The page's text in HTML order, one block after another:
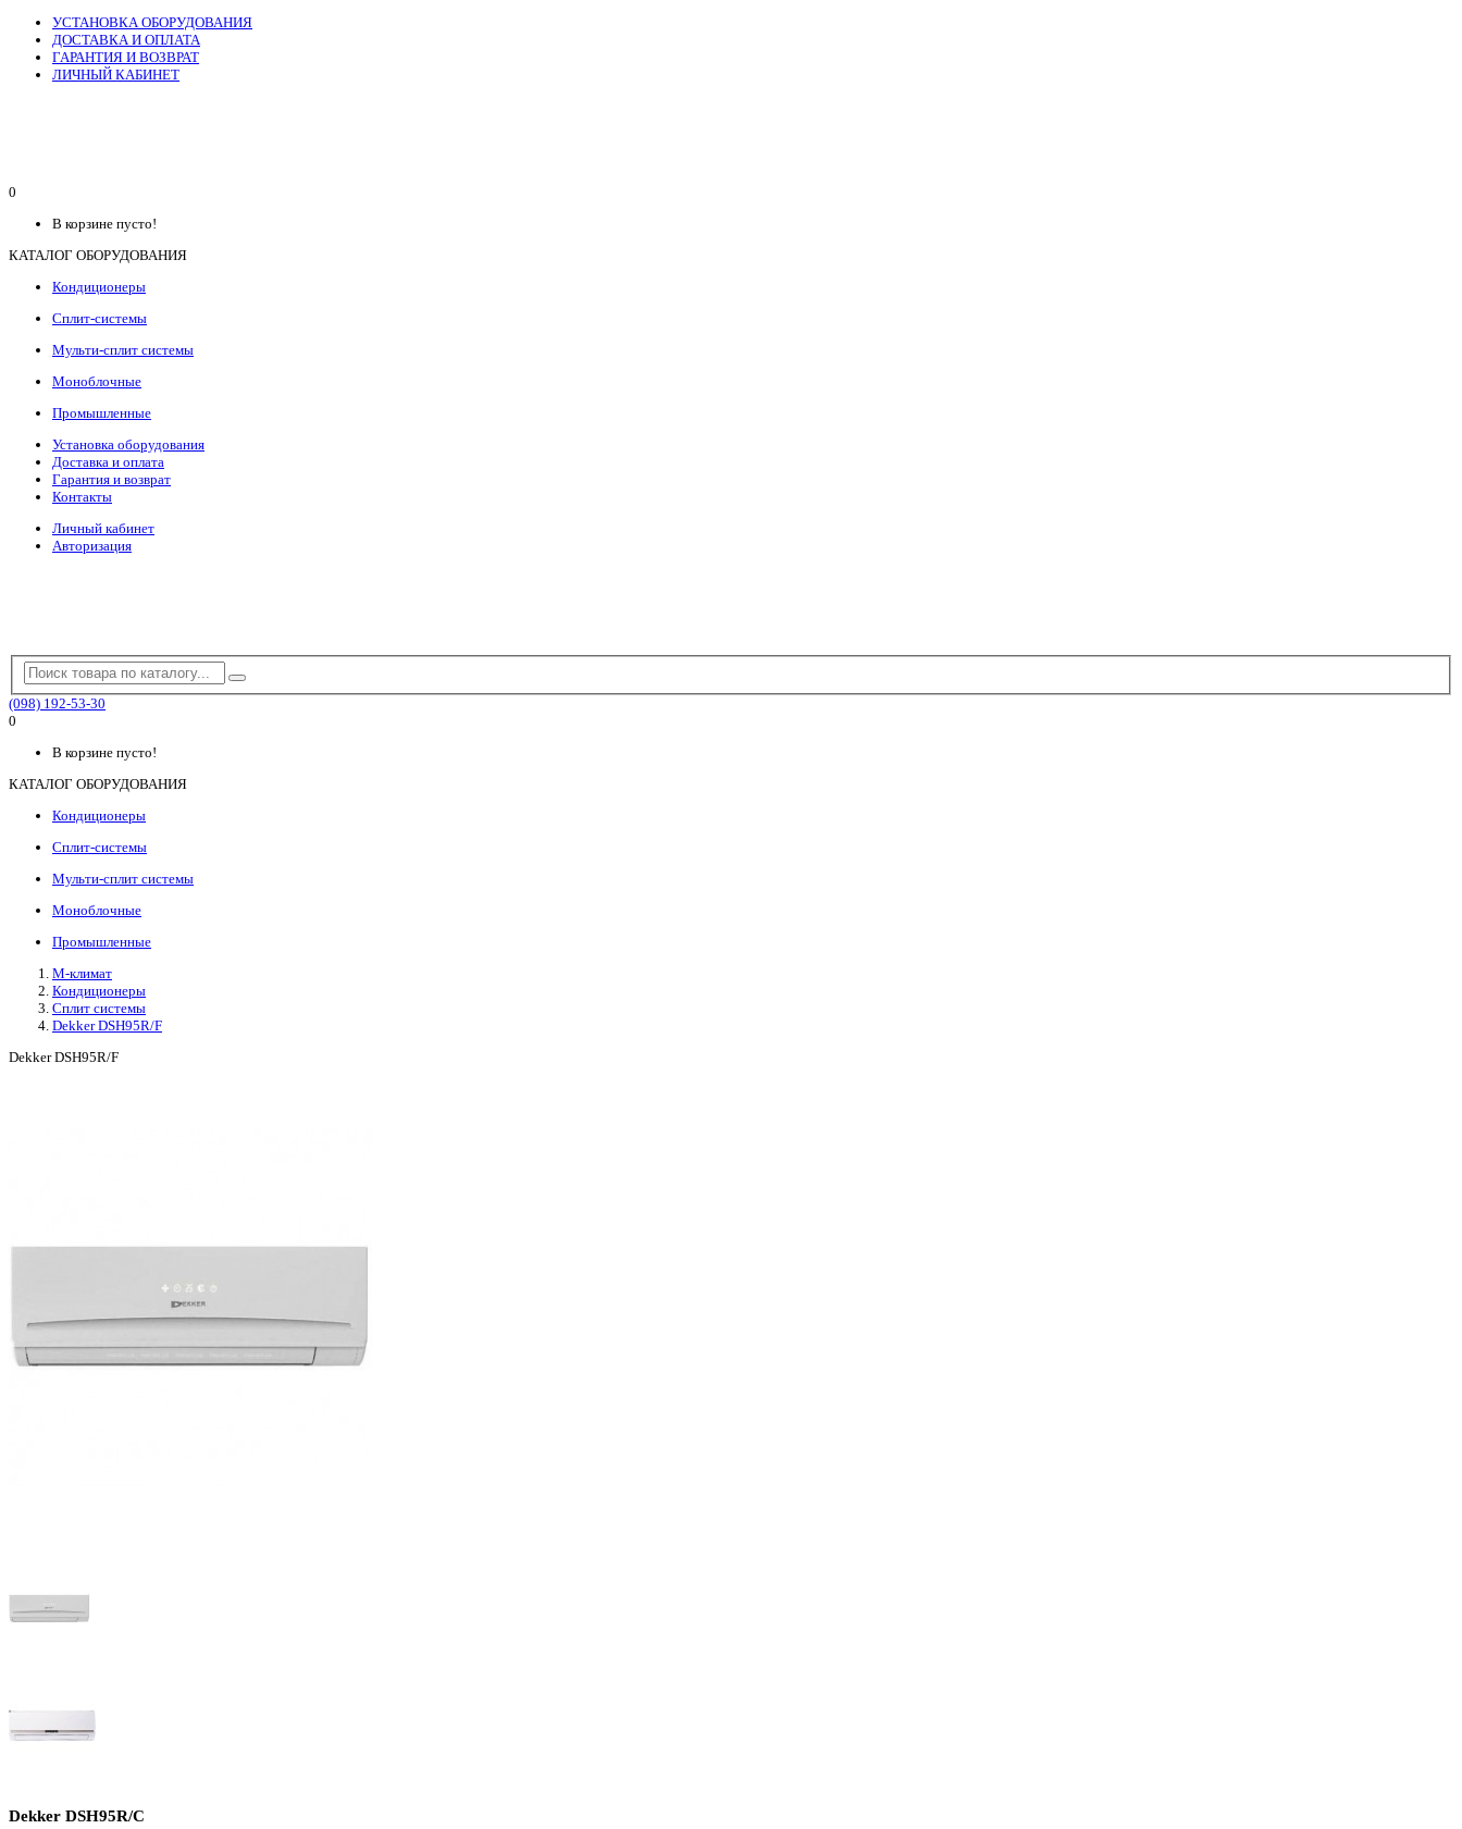
УСТАНОВКА ОБОРУДОВАНИЯ
ДОСТАВКА И ОПЛАТА
ГАРАНТИЯ И ВОЗВРАТ
ЛИЧНЫЙ КАБИНЕТ
0
В корзине пусто!
КАТАЛОГ ОБОРУДОВАНИЯ
Кондиционеры
Сплит-системы
Мульти-сплит системы
Моноблочные
Промышленные
Установка оборудования
Доставка и оплата
Гарантия и возврат
Контакты
Личный кабинет
Авторизация
(098) 192-53-30
0
В корзине пусто!
КАТАЛОГ ОБОРУДОВАНИЯ
Кондиционеры
Сплит-системы
Мульти-сплит системы
Моноблочные
Промышленные
М-климат
Кондиционеры
Сплит системы
Dekker DSH95R/F
Dekker DSH95R/F
Dekker DSH95R/C